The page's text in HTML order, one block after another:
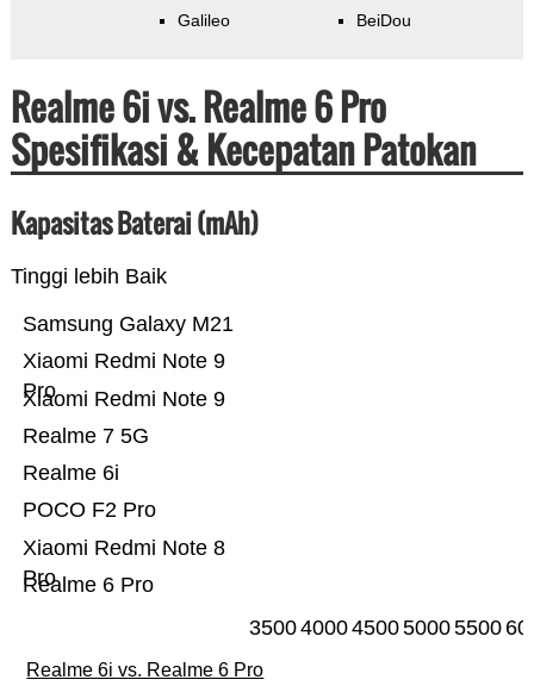
Galileo BeiDou
Realme 6i vs. Realme 6 Pro
Spesifikasi & Kecepatan Patokan
Kapasitas Baterai (mAh)
Tinggi lebih Baik
Realme 6 Pro
Xiaomi Redmi Note 8
Pro
POCO F2 Pro
Realme 6i
Realme 7 5G
Xiaomi Redmi Note 9
Xiaomi Redmi Note 9
Pro
Samsung Galaxy M21
35004000450050005500
Realme 6i vs. Realme 6 Pro